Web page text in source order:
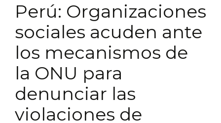
Perú: Organizaciones
sociales acuden ante
los mecanismos de
la ONU para
denunciar las
violaciones de